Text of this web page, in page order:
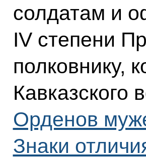
солдатам и
IV степени
полковнику,
Кавказского
Орденов
Знаки